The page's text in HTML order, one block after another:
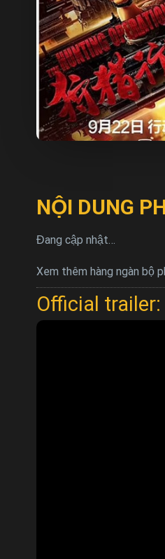
NỘI DUNG
Đang cập nhật…
Xem thêm hàng ngàn bộ
Official trailer: